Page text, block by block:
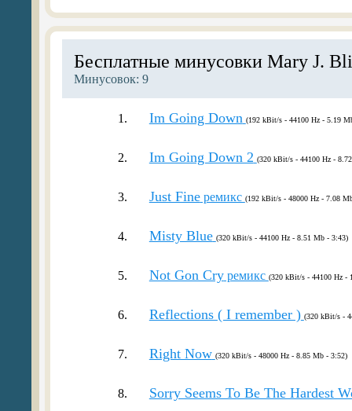
Бесплатные минусовки Mary J.
Минусовок: 9
1. Im Going Down (192 kBit/s - 44100 Hz - 5.19
2. Im Going Down 2 (320 kBit/s - 44100 Hz -
3. Just Fineремикс (192 kBit/s - 48000 Hz - 7.08
4. Misty Blue (320 kBit/s - 44100 Hz - 8.51 Mb - 3:43)
5. Not Gon Cryремикс (320 kBit/s - 44100 Hz -
6. Reflections ( I remember ) (320 kBit/s -
7. Right Now (320 kBit/s - 48000 Hz - 8.85 Mb - 3:52)
8. Sorry Seems To Be The Hardest